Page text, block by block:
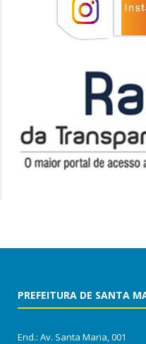
PREFEITURA DE SANTA
End.: Av. Santa Maria, 001